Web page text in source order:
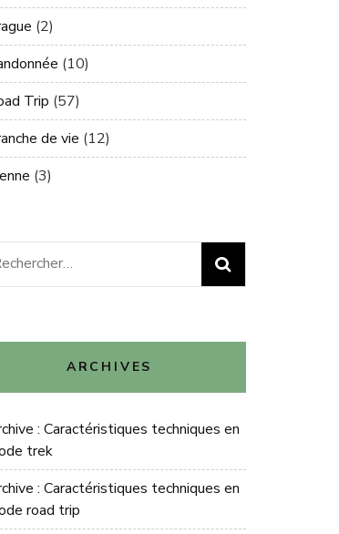
(2)
(10)
Trip (57)
de vie (12)
(3)
:
ARCHIVES
: Caractéristiques techniques en
trek
: Caractéristiques techniques en
road trip